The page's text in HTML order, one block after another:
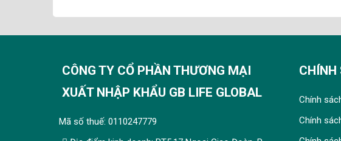
CÔNG TY CỔ PHẦN THƯƠNG MẠI
XUẤT NHẬP KHẨU GB LIFE GLOBAL
Mã số thuế: 0110247779
CHÍNH
Chính
Chính